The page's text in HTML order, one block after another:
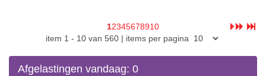
12345678910
item 1 - 10 van 560 | items per pagina
Afgelastingen vandaag: 0